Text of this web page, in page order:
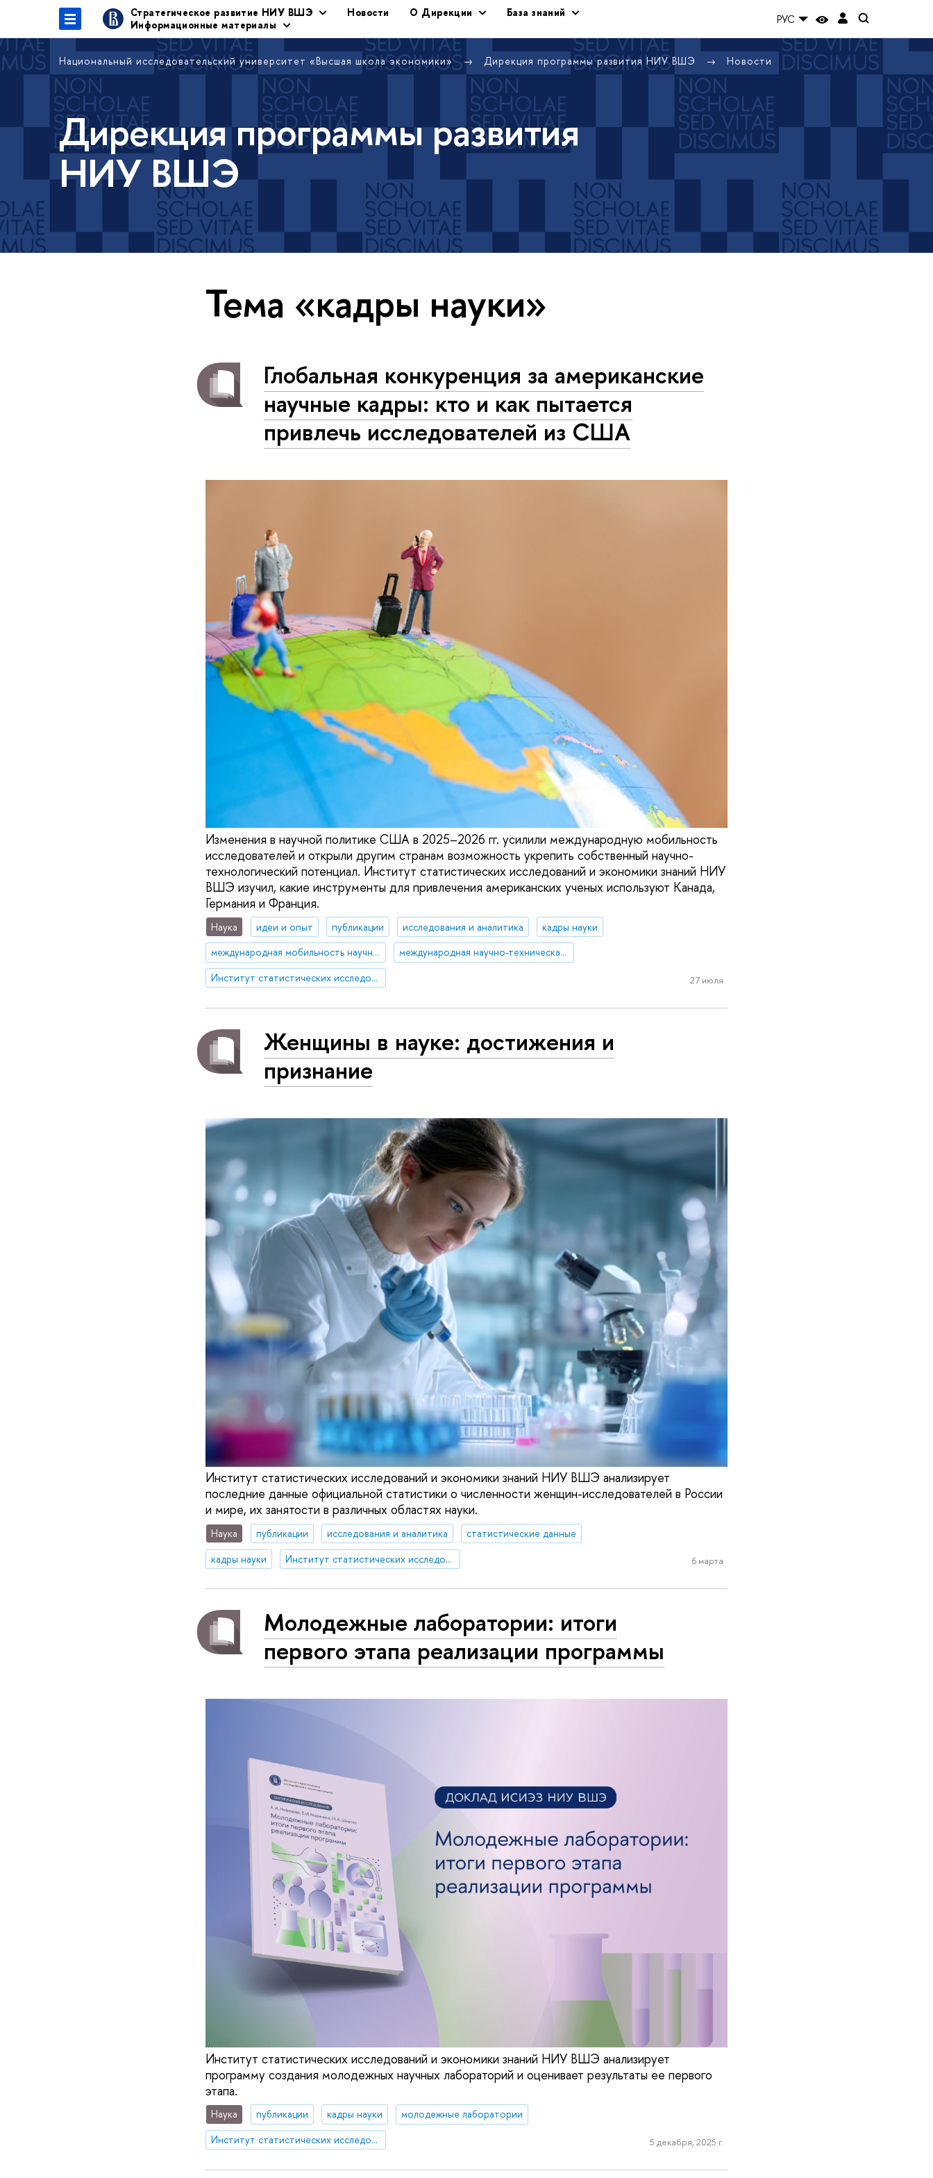
Стратегическое развитие НИУ ВШЭ Новости О Дирекции
База знаний
Информационные материалы
РУС
Национальный исследовательский университет «Высшая школа экономики» Дирекция программы развития НИУ ВШЭ Новости
Дирекция программы развития
НИУ ВШЭ
Тема «кадры науки»
Глобальная конкуренция за американские
научные кадры: кто и как пытается
привлечь исследователей из США
Изменения в научной политике США в 2025–2026 гг. усилили международную мобильность
исследователей и открыли другим странам возможность укрепить собственный научно-
технологический потенциал. Институт статистических исследований и экономики знаний НИУ
ВШЭ изучил, какие инструменты для привлечения американских ученых используют Канада,
Германия и Франция.
Наука идеи и опыт публикации исследования и аналитика
кадры науки
международная мобильность научных кадров
международная научно-техническая политика
Институт статистических исследований и экономики знаний
27 июля
Женщины в науке: достижения и
признание
Институт статистических исследований и экономики знаний НИУ ВШЭ анализирует
последние данные официальной статистики о численности женщин-исследователей в России
и мире, их занятости в различных областях науки.
Наука публикации исследования и аналитика
статистические данные
кадры науки
Институт статистических исследований и экономики знаний 6 марта
Молодежные лаборатории: итоги
первого этапа реализации программы
Институт статистических исследований и экономики знаний НИУ ВШЭ анализирует
программу создания молодежных научных лабораторий и оценивает результаты ее первого
этапа.
Наука публикации кадры науки
молодежные лаборатории
Институт статистических исследований и экономики знаний
5 декабря, 2025 г.